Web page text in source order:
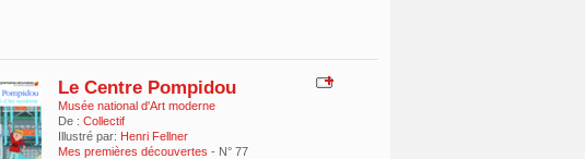
Le Centre Pompidou
Musée national d'Art moderne
De : Collectif
Illustré par: Henri Fellner
Mes premières découvertes - N° 77